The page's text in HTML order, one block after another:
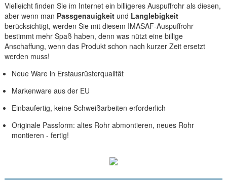
Vielleicht finden Sie im Internet ein billigeres Auspuffrohr als diesen,
aber wenn man Passgenauigkeit und Langlebigkeit
berücksichtigt, werden Sie mit diesem IMASAF-Auspuffrohr
bestimmt mehr Spaß haben, denn was nützt eine billige
Anschaffung, wenn das Produkt schon nach kurzer Zeit ersetzt
werden muss!
Neue Ware in Erstausrüsterqualität
Markenware aus der EU
Einbaufertig, keine Schweißarbeiten erforderlich
Originale Passform: altes Rohr abmontieren, neues Rohr
montieren - fertig!